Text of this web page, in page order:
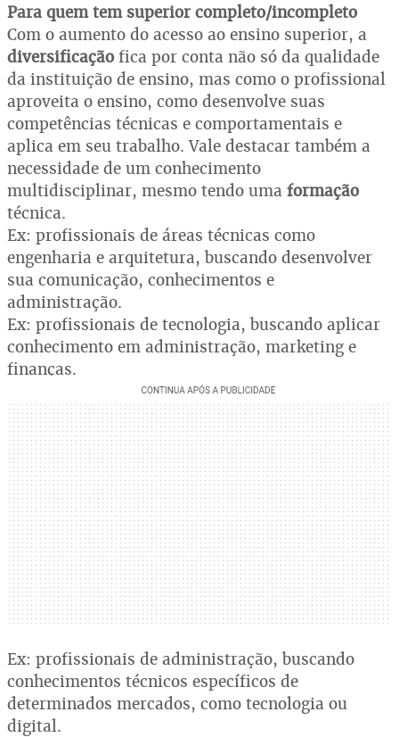
Para quem tem superior completo/incompleto
Com o aumento do acesso ao ensino superior, a
diversificação fica por conta não só da qualidade
da instituição de ensino, mas como o profissional
aproveita o ensino, como desenvolve suas
competências técnicas e comportamentais e
aplica em seu trabalho. Vale destacar também a
necessidade de um conhecimento
multidisciplinar, mesmo tendo uma formação
técnica.
Ex: profissionais de áreas técnicas como
engenharia e arquitetura, buscando desenvolver
sua comunicação, conhecimentos e
administração.
Ex: profissionais de tecnologia, buscando aplicar
conhecimento em administração, marketing e
finanças.
Ex: profissionais de administração, buscando
conhecimentos técnicos específicos de
determinados mercados, como tecnologia ou
digital.